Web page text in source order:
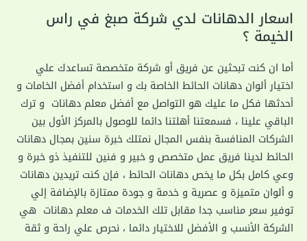
اسعار الدهانات لدي شركة صبغ في راس
الخيمة ؟
أما ان كنت تبحثين عن فريق أو شركة متخصصة تساعدك علي
اختيار ألوان دهانات الحائط الخاصة بك و استخدام أفضل الخامات و
أحدثها فكل ما عليك هو التواصل مع أفضل معلم دهانات و ترك
الباقي علينا ، فسمعتنا أهلتنا دائما للوصول بالمركز الأول بين
الشركات المنافسة بنفس المجال نمتلك خبرة سنين بمجال دهانات
الحائط لدينا فريق عمل متخصص و خبير و فنين للتنفيذ ذو خبرة و
وعي كامل بكل ما يخص دهانات الحائط ، فإن كنت تريدين دهانات
و ألوان متميزة و عصرية و خدمة و جودة ممتازة بالإضافة إلي
توفير سعر مناسب جدا مقابل تلك الخدمات ف معلم دهانات هي
الشركة الأنسب و الأفضل للاختيار دائما ، نحرص علي راحة و ثقة